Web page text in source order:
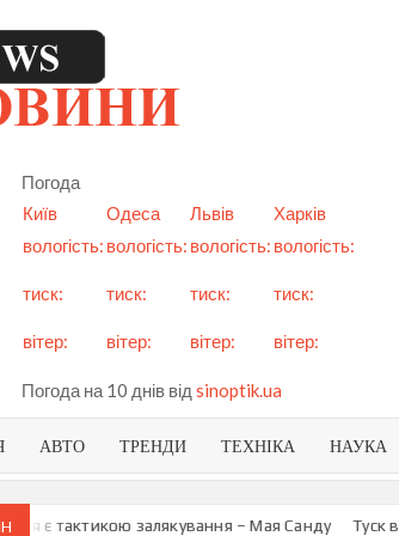
Погода
Київ
Одеса Львів
Харків
вологість:
тиск:
вітер:
вологість:
тиск:
вітер:
вологість:
тиск:
вітер:
вологість:
тиск:
вітер:
Погода на 10 днів від sinoptik.ua
АВТО ТРЕНДИ ТЕХНІКА НАУКА
тактикою залякування – Мая Санду Туск